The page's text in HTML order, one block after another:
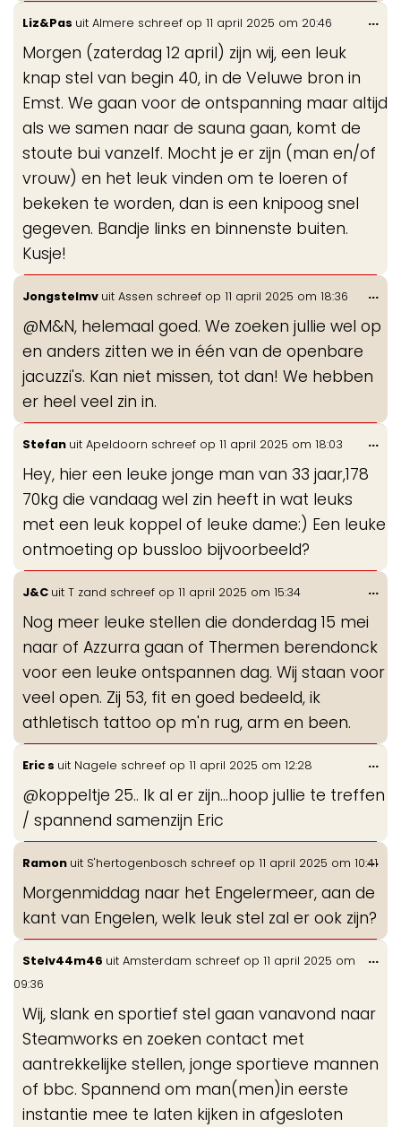
Liz&Pas uit Almere schreef op 11 april 2025 om 20:46
Morgen (zaterdag 12 april) zijn wij, een leuk
knap stel van begin 40, in de Veluwe bron in
Emst. We gaan voor de ontspanning maar altijd
als we samen naar de sauna gaan, komt de
stoute bui vanzelf. Mocht je er zijn (man en/of
vrouw) en het leuk vinden om te loeren of
bekeken te worden, dan is een knipoog snel
gegeven. Bandje links en binnenste buiten.
Kusje!
...
Jongstelmv uit Assen schreef op 11 april 2025 om 18:36
@M&N, helemaal goed. We zoeken jullie wel op
en anders zitten we in één van de openbare
jacuzzi's. Kan niet missen, tot dan! We hebben
er heel veel zin in.
...
Stefan uit Apeldoorn schreef op 11 april 2025 om 18:03
Hey, hier een leuke jonge man van 33 jaar,178
70kg die vandaag wel zin heeft in wat leuks
met een leuk koppel of leuke dame:) Een leuke
ontmoeting op bussloo bijvoorbeeld?
...
J&C uit T zand schreef op 11 april 2025 om 15:34
Nog meer leuke stellen die donderdag 15 mei
naar of Azzurra gaan of Thermen berendonck
voor een leuke ontspannen dag. Wij staan voor
veel open. Zij 53, fit en goed bedeeld, ik
athletisch tattoo op m'n rug, arm en been.
...
Eric s uit Nagele schreef op 11 april 2025 om 12:28
@koppeltje 25.. Ik al er zijn...hoop jullie te treffen
/ spannend samenzijn Eric
...
Ramon uit S'hertogenbosch schreef op 11 april 2025 om 10:41
Morgenmiddag naar het Engelermeer, aan de
kant van Engelen, welk leuk stel zal er ook zijn?
...
Stelv44m46 uit Amsterdam schreef op 11 april 2025 om
09:36
Wij, slank en sportief stel gaan vanavond naar
Steamworks en zoeken contact met
aantrekkelijke stellen, jonge sportieve mannen
of bbc. Spannend om man(men)in eerste
instantie mee te laten kijken in afgesloten
...